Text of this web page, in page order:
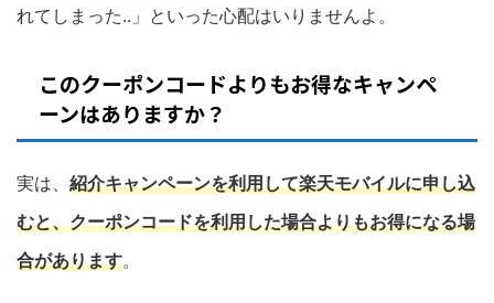
れてしまった..」といった心配はいりませんよ。
このクーポンコードよりもお得なキャンペ
ーンはありますか？
実は、 紹介キャンペーンを利用して楽天モバイルに申し込
むと、クーポンコードを利用した場合よりもお得になる場
合があります。